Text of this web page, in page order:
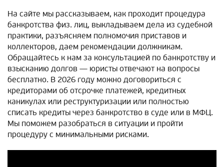
На сайте мы рассказываем, как проходит процедура
банкротства физ. лиц, выкладываем дела из судебной
практики, разъясняем полномочия приставов и
коллекторов, даем рекомендации должникам.
Обращайтесь к нам за консультацией по банкротству и
взысканию долгов — юристы отвечают на вопросы
бесплатно. В 2026 году можно договориться с
кредиторами об отсрочке платежей, кредитных
каникулах или реструктуризации или полностью
списать кредиты через банкротство в суде или в МФЦ.
Мы поможем разобраться в ситуации и пройти
процедуру с минимальными рисками.